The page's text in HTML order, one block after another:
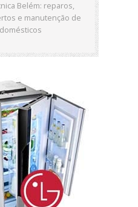
Belém: reparos,
e manutenção de